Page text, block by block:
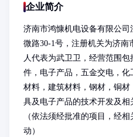
企业简介
济南市鸿慷机电设备有限公
微路30-1号，注册机关为济
人代表为武卫卫，经营范围
件，电子产品，五金交电，
材料，建筑材料，钢材，铜
具及电子产品的技术开发及相
（依法须经批准的项目，经
动）